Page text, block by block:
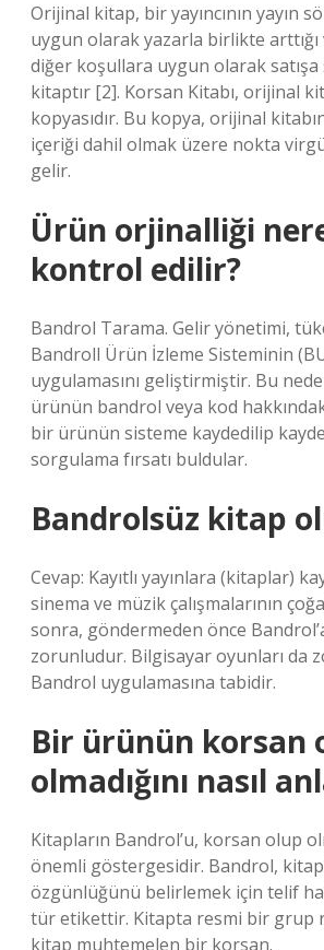
Orijinal kitap, bir yayıncının yayın
uygun olarak yazarla birlikte
diğer koşullara uygun olarak
kitaptır [2]. Korsan Kitabı, orijinal
kopyasıdır. Bu kopya, orijinal
içeriği dahil olmak üzere nokta
gelir.
Ürün orjinalliği
kontrol edilir?
Bandrol Tarama. Gelir yönetimi,
Bandroll Ürün İzleme Sisteminin
uygulamasını geliştirmiştir. Bu
ürünün bandrol veya kod
bir ürünün sisteme kaydedilip
sorgulama fırsatı buldular.
Bandrolsüz kitap
Cevap: Kayıtlı yayınlara (kitaplar)
sinema ve müzik çalışmalarının
sonra, göndermeden önce
zorunludur. Bilgisayar oyunları da
Bandrol uygulamasına tabidir.
Bir ürünün korsan
olmadığını nasıl
Kitapların Bandrol’u, korsan olup
önemli göstergesidir. Bandrol,
özgünlüğünü belirlemek için telif
tür etikettir. Kitapta resmi bir grup
kitap muhtemelen bir korsan.